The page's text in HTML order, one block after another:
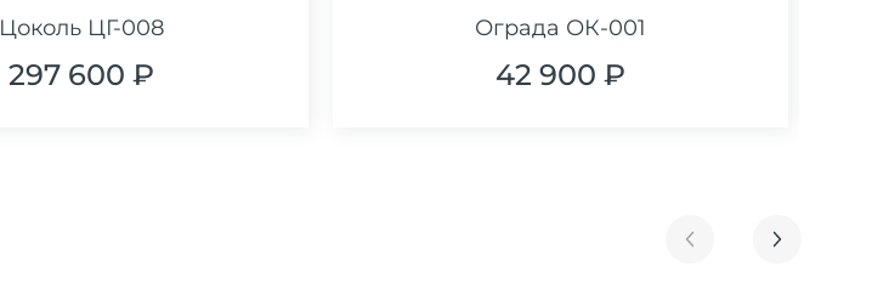
Цоколь ЦГ-008
297 600 ₽
Ограда ОК-001
42 900 ₽